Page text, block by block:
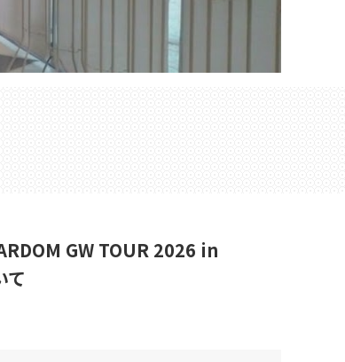
GW TOUR 2026 in
て